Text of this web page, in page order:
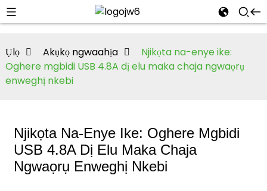
Ụlọ Akụkọ ngwaahịa
Njikọta na-enye ike:
Oghere mgbidi USB 4.8A dị elu maka chaja ngwaọrụ
enweghị nkebi
Njikọta Na-Enye Ike: Oghere Mgbidi
USB 4.8A Dị Elu Maka Chaja
Ngwaọrụ Enweghị Nkebi